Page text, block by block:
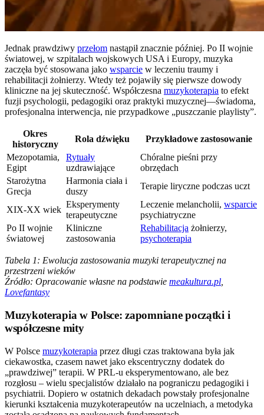
Jednak prawdziwy przełom nastąpił znacznie później. Po II wojnie
światowej, w szpitalach wojskowych USA i Europy, muzyka
zaczęła być stosowana jako wsparcie w leczeniu traumy i
rehabilitacji żołnierzy. Wtedy też pojawiły się pierwsze dowody
kliniczne na jej skuteczność. Współczesna muzykoterapia to efekt
fuzji psychologii, pedagogiki oraz praktyki muzycznej—świadoma,
profesjonalna interwencja, nie przypadkowe „puszczanie playlisty”.
Okres
historyczny
Rola dźwięku
Przykładowe zastosowanie
Mezopotamia,
Egipt
Rytuały
uzdrawiające
Chóralne pieśni przy
obrzędach
Starożytna
Grecja
Harmonia ciała i
duszy
Terapie liryczne podczas uczt
XIX-XX wiek
Eksperymenty
terapeutyczne
Leczenie melancholii, wsparcie
psychiatryczne
Po II wojnie
światowej
Kliniczne
zastosowania
Rehabilitacja żołnierzy,
psychoterapia
Tabela 1: Ewolucja zastosowania muzyki terapeutycznej na
przestrzeni wieków
Źródło: Opracowanie własne na podstawie meakultura.pl
Lovefantasy
Muzykoterapia w Polsce: zapomniane początki i
współczesne mity
W Polsce muzykoterapia przez długi czas traktowana była jak
ciekawostka, czasem nawet jako ekscentryczny dodatek do
„prawdziwej” terapii. W PRL-u eksperymentowano, ale bez
rozgłosu – wielu specjalistów działało na pograniczu pedagogiki i
psychiatrii. Dopiero w ostatnich dekadach powstały profesjonalne
kierunki kształcenia muzykoterapeutów na uczelniach, a metodyka